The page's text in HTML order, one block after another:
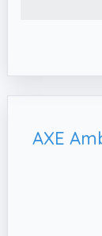
✔️ Fácil
✔️
aroma